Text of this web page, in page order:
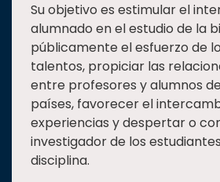
Su objetivo es estimular el
alumnado en el estudio de la
públicamente el esfuerzo de
talentos, propiciar las
entre profesores y alumnos
países, favorecer el
experiencias y despertar o
investigador de los
disciplina.